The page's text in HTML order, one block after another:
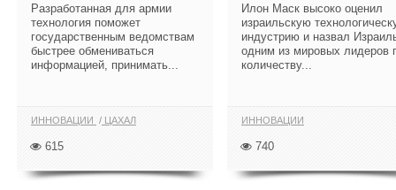
Разработанная для армии
технология поможет
государственным ведомствам
быстрее обмениваться
информацией, принимать...
ИННОВАЦИИ ЦАХАЛ
615
Илон Маск высоко оценил
израильскую
индустрию и назвал
одним из мировых лидеров
количеству...
ИННОВАЦИИ
740